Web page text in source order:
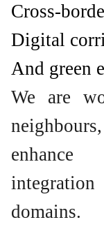
Cross-
Digital
And green
We are
domains.